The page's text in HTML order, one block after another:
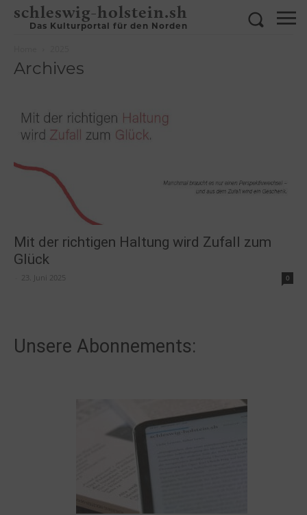
schleswig-holstein.sh
Das Kulturportal für den Norden
Archives
Mit der richtigen Haltung wird Zufall zum
Glück
23. Juni 2025 0
Unsere Abonnements: